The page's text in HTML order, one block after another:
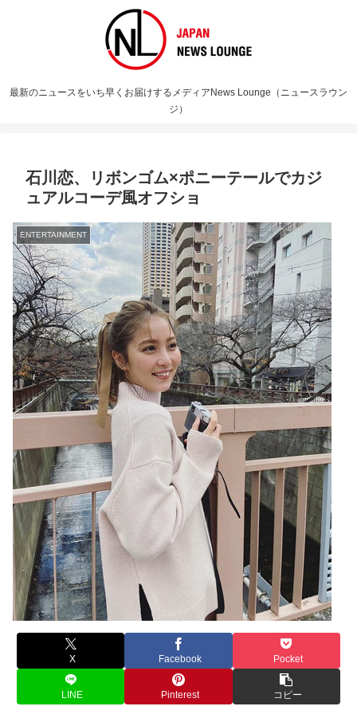
最新のニュースをいち早くお届けするメディアNews Lounge（ニュースラウン
ジ）
石川恋、リボンゴム×ポニーテールでカジ
ュアルコーデ風オフショ
ENTERTAINMENT
X Facebook Pocket
LINE Pinterest コピー